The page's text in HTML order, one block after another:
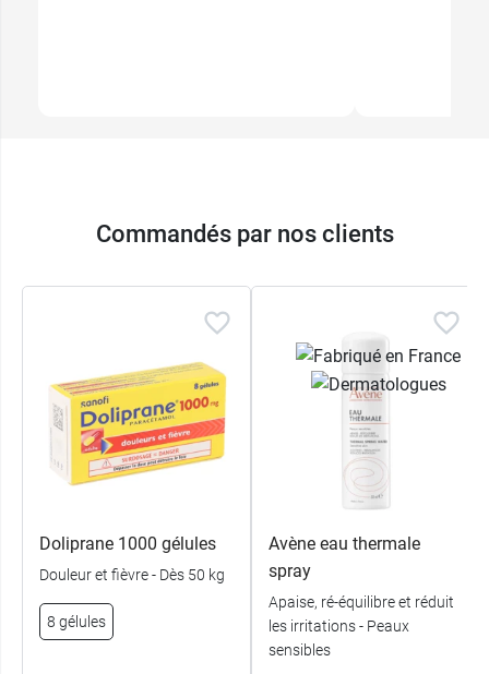
Commandés par nos clients
Doliprane 1000 gélules
Douleur et fièvre - Dès 50 kg
8 gélules
Avène eau thermale
spray
Apaise, ré-équilibre et réduit
les irritations - Peaux
sensibles